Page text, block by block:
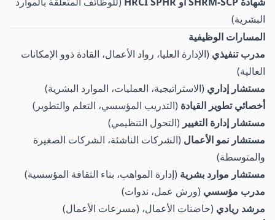
البشرية)
المسارات الوظيفية
مدرب تنفيذي (الإدارة العليا، رواد الأعمال، القادة ذوو الإمكانات
العالية)
مستشار إداري (الاستراتيجية، العمليات، الموارد البشرية)
أخصائي تطوير القيادة (التدريب المؤسسي، التعلم والتطوير)
مستشار إدارة التغيير (التحول التنظيمي)
مستشار نمو الأعمال (الشركات الناشئة، الشركات الصغيرة
والمتوسطة)
مستشار موارد بشرية (إدارة المواهب، بناء الثقافة المؤسسية)
مدرب مؤسسي (ورش عمل، ندوات)
مرشد ريادي (حاضنات الأعمال، (مسرعات الأعمال)